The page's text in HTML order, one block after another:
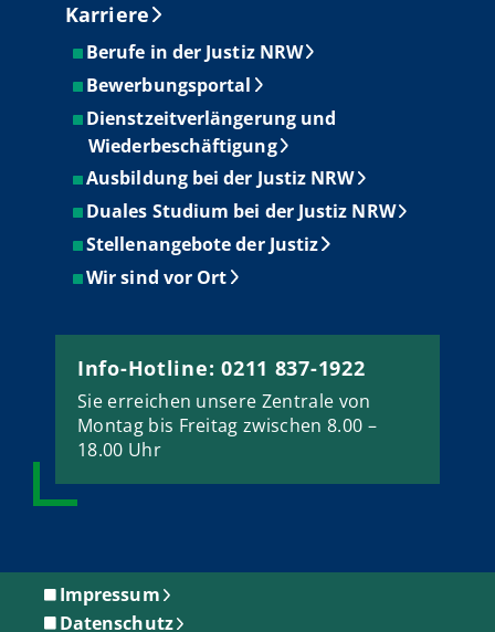
Karriere
Berufe in der Justiz NRW
Bewerbungsportal
Dienstzeitverlängerung und
Wiederbeschäftigung
Ausbildung bei der Justiz NRW
Duales Studium bei der Justiz NRW
Stellenangebote der Justiz
Wir sind vor Ort
Info-Hotline: 0211 837-1922
Sie erreichen unsere Zentrale von
Montag bis Freitag zwischen 8.00 –
18.00 Uhr
Impressum
Datenschutz